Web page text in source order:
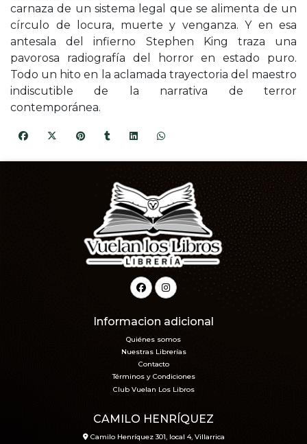
carnaza de un sistema legal que se alimenta de un
círculo de locura, muerte y venganza. Y en esa
antesala del infierno Stephen King traza una
pavorosa radiografía del horror en estado puro.
Todo un hito en la aclamada trayectoria del maestro
indiscutible de la narrativa de terror
contemporánea.
Informacion adicional
Quiénes somos
Nuestras Librerías
Contacto
Términos y Condiciones
Club Vuelan Los Libros
CAMILO HENRÍQUEZ
Camilo Henríquez 301, local 4, Villarrica